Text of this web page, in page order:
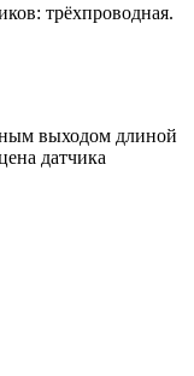
трёхпроводная.
выходом длиной
датчика